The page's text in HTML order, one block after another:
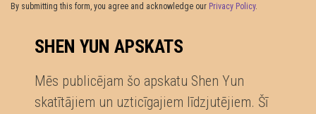
By submitting this form, you agree and acknowledge our Privacy Policy.
SHEN YUN APSKATS
Mēs publicējam šo apskatu Shen Yun
skatītājiem un uzticīgajiem līdzjutējiem. Šī